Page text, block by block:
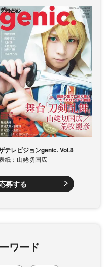
テレビジョンgenic. Vol.8
紙：山姥切国広
募する
ワード